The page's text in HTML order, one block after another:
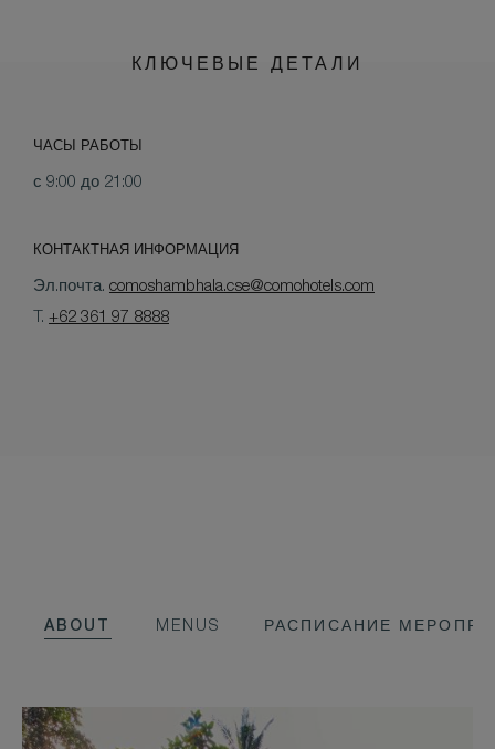
КЛЮЧЕВЫЕ ДЕТАЛИ
ЧАСЫ РАБОТЫ
с 9:00 до 21:00
КОНТАКТНАЯ ИНФОРМАЦИЯ
Эл.почта. comoshambhala.cse@comohotels.com
T. +62 361 97 8888
ABOUT MENUS РАСПИСАНИЕ